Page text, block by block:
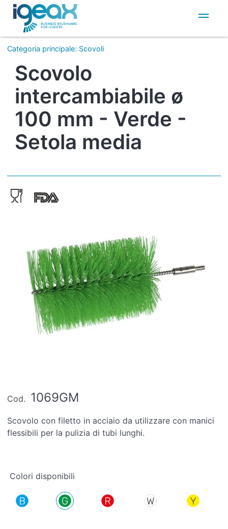
IT
EN
Categoria principale: Scovoli
Scovolo
intercambiabile ø
100 mm - Verde -
Setola media
Cod. 1069GM
Scovolo con filetto in acciaio da utilizzare con manici
flessibili per la pulizia di tubi lunghi.
Colori disponibili